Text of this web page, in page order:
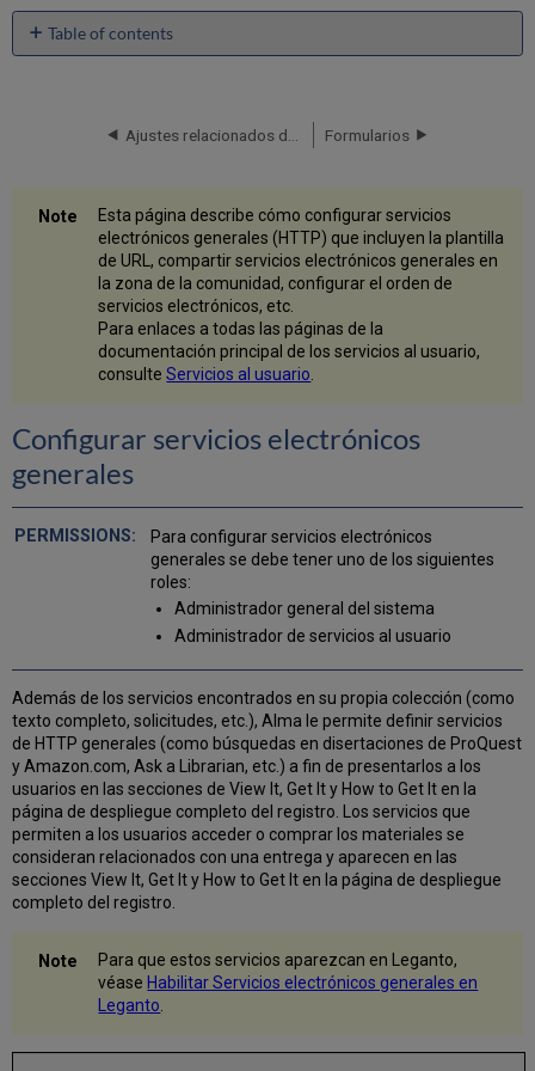
Table of contents
generales
Atributos
OpenURL
comúnmente
utilizados
para
plantilla
de
electrónicos
generales
de
campo
del
registro
bibliográfico
al
definir
un
servicio
electrónico
general
Servicios
Electrónicos
Generales
Formularios
Esta página describe cómo configurar servicios
electrónicos generales (HTTP) que incluyen la plantilla
de URL, compartir servicios electrónicos generales en
la zona de la comunidad, configurar el orden de
servicios electrónicos, etc.
Para enlaces a todas las páginas de la
documentación principal de los servicios al usuario,
consulteServicios al usuario.
Configurar servicios electrónicos
generales
Para configurar servicios electrónicos
generales se debe tener uno de los siguientes
roles:
Administrador general del sistema
Administrador de servicios al usuario
Además de los servicios encontrados en su propia colección (como
texto completo, solicitudes, etc.), Alma le permite definir servicios
de HTTP generales (como búsquedas en disertaciones de ProQuest
y Amazon.com, Ask a Librarian, etc.) a fin de presentarlos a los
usuarios en las secciones de View It, Get It y How to Get It en la
página de despliegue completo del registro. Los servicios que
permiten a los usuarios acceder o comprar los materiales se
consideran relacionados con una entrega y aparecen en las
secciones View It, Get It y How to Get It en la página de despliegue
completo del registro.
Para que estos servicios aparezcan en Leganto,
véase Habilitar Servicios electrónicos generales en
Leganto.